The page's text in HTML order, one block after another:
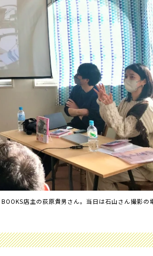
店主の荻原貴男さん。当日は石山さん撮影の